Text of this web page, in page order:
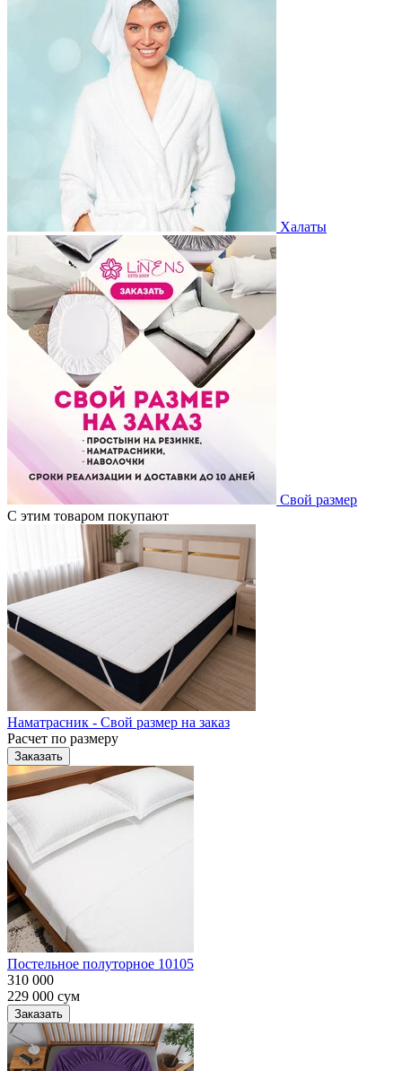
Халаты
Свой размер
С этим товаром покупают
Наматрасник - Свой размер на заказ
Расчет по размеру
Заказать
Постельное полуторное 10105
310 000
229 000 сум
Заказать